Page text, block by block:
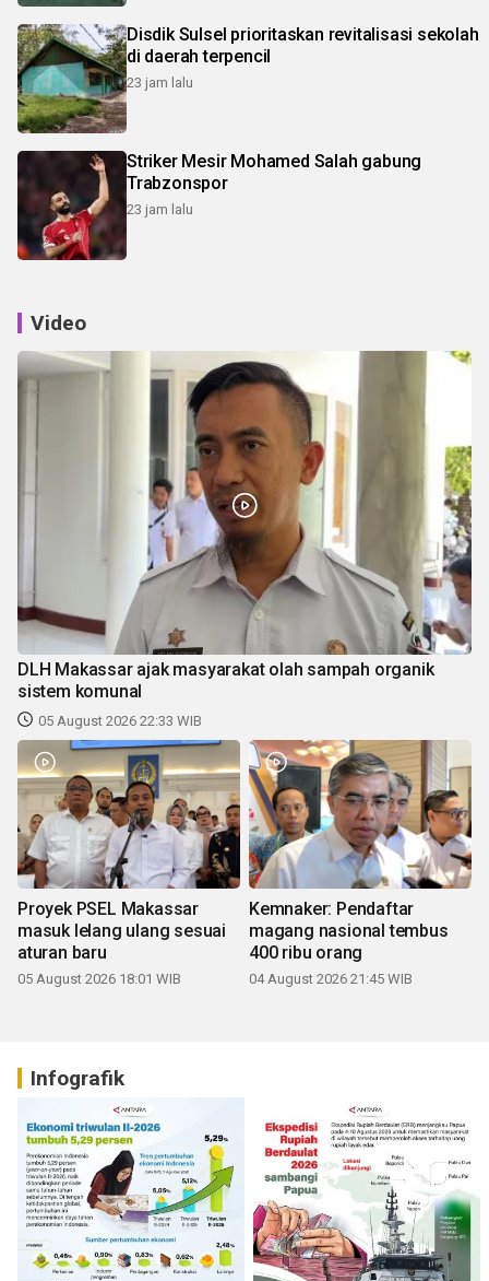
Disdik Sulsel prioritaskan revitalisasi sekolah
di daerah terpencil
23 jam lalu
Striker Mesir Mohamed Salah gabung
Trabzonspor
23 jam lalu
Video
DLH Makassar ajak masyarakat olah sampah organik
sistem komunal
05 August 2026 22:33 WIB
Proyek PSEL Makassar
masuk lelang ulang sesuai
aturan baru
05 August 2026 18:01 WIB
Kemnaker: Pendaftar
magang nasional tembus
400 ribu orang
04 August 2026 21:45 WIB
Infografik